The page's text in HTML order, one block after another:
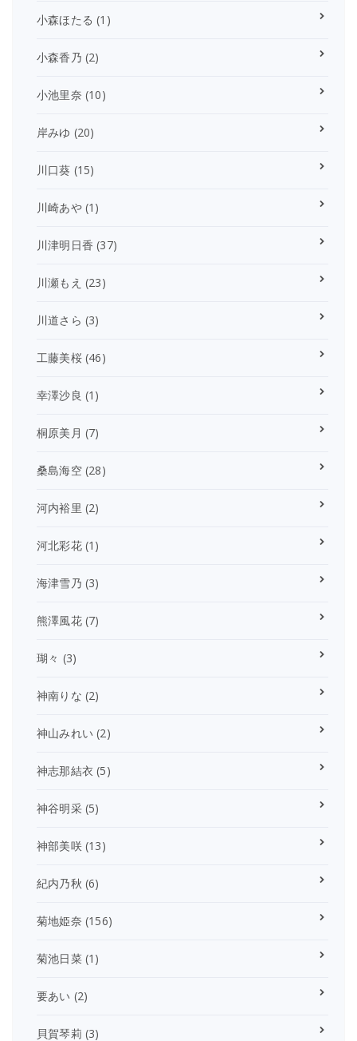
小森ほたる (1)
小森香乃 (2)
小池里奈 (10)
岸みゆ (20)
川口葵 (15)
川崎あや(1)
川津明日香 (37)
川瀬もえ (23)
川道さら (3)
工藤美桜(46)
幸澤沙良 (1)
桐原美月 (7)
桑島海空(28)
河内裕里 (2)
河北彩花(1)
海津雪乃 (3)
熊澤風花(7)
瑚々 (3)
神南りな (2)
神山みれい (2)
神志那結衣 (5)
神谷明采(5)
神部美咲(13)
紀内乃秋 (6)
菊地姫奈 (156)
菊池日菜(1)
要あい (2)
貝賀琴莉 (3)